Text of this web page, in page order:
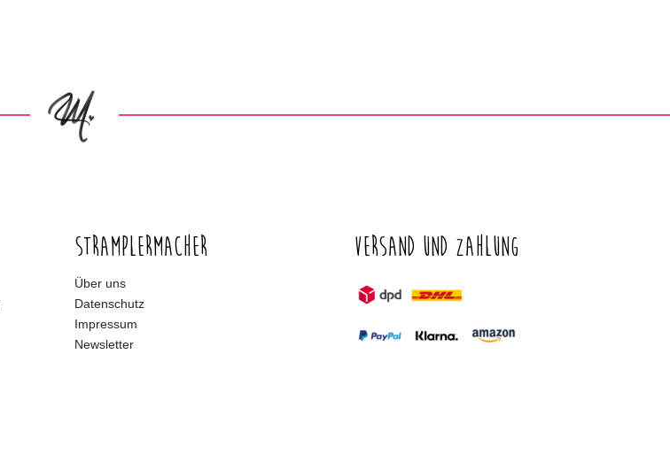
Stramplermacher
Über uns
Datenschutz
Impressum
Newsletter
Versand und Zahlung